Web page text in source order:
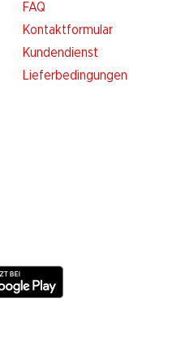
FAQ
Kontaktformular
Kundendienst
Lieferbedingungen